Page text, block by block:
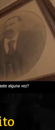
PLAYA